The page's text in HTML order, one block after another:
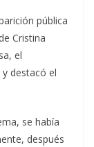
pública
Cristina
el
destacó el
se había
después